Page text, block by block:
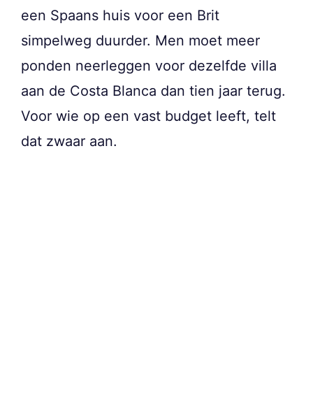
een Spaans huis voor een Brit
simpelweg duurder. Men moet meer
ponden neerleggen voor dezelfde villa
aan de Costa Blanca dan tien jaar terug.
Voor wie op een vast budget leeft, telt
dat zwaar aan.